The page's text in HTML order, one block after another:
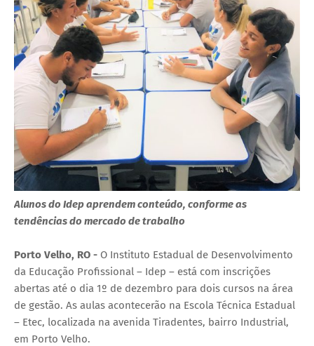
Alunos do Idep aprendem conteúdo, conforme as
tendências do mercado de trabalho
Porto Velho, RO - O Instituto Estadual de Desenvolvimento
da Educação Profissional – Idep – está com inscrições
abertas até o dia 1º de dezembro para dois cursos na área
de gestão. As aulas acontecerão na Escola Técnica Estadual
– Etec, localizada na avenida Tiradentes, bairro Industrial,
em Porto Velho.